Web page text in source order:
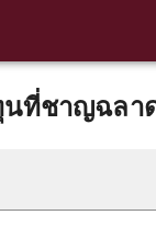
นที่ชาญฉล